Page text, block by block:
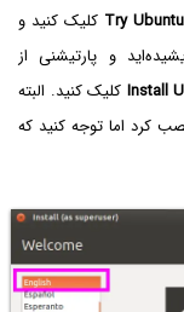
Try Ubuntu کلیک کنید و
و پارتیشنی از
Install کلیک کنید. البته
کرد اما توجه کنید که